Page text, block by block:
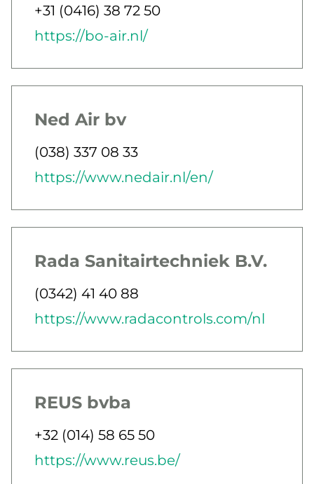
Jobbar som
Telefon
+31 (0416) 38 72 50
E-post
Webb
https://bo-air.nl/
Ned Air bv
Jobbar som
Telefon
(038) 337 08 33
E-post
Webb
https://www.nedair.nl/en/
Rada Sanitairtechniek B.V.
Jobbar som
Telefon
(0342) 41 40 88
E-post
Webb
https://www.radacontrols.com/nl
REUS bvba
Jobbar som
Telefon
+32 (014) 58 65 50
E-post
Webb
https://www.reus.be/